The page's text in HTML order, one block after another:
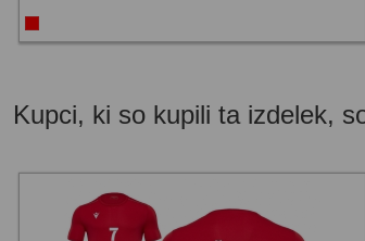
Kupci, ki so kupili ta izdelek,